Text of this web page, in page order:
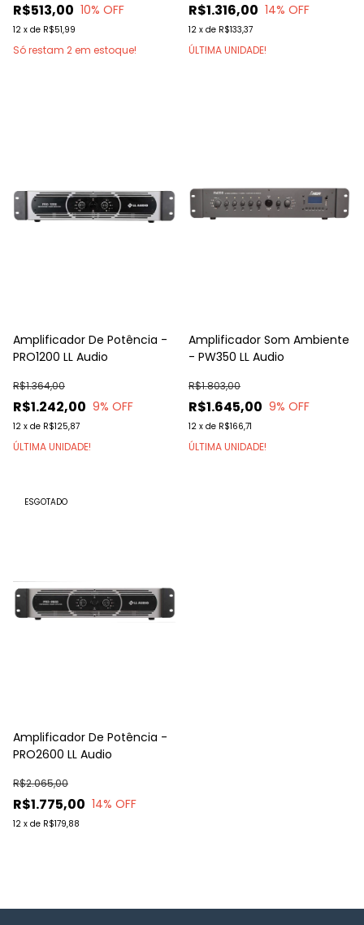
R$513,00 10% OFF
12 x de R$51,99
Só restam 2 em estoque!
R$1.316,00 14% OFF
12 x de R$133,37
ÚLTIMA UNIDADE!
Amplificador De Potência -
PRO1200 LL Audio
R$1.242,00
R$1.364,00
9% OFF
12 x de R$125,87
ÚLTIMA UNIDADE!
Amplificador Som Ambiente
- PW350 LL Audio
R$1.645,00
R$1.803,00
9% OFF
12 x de R$166,71
ÚLTIMA UNIDADE!
ESGOTADO
Amplificador De Potência -
PRO2600 LL Audio
R$1.775,00
R$2.065,00
14% OFF
12 x de R$179,88